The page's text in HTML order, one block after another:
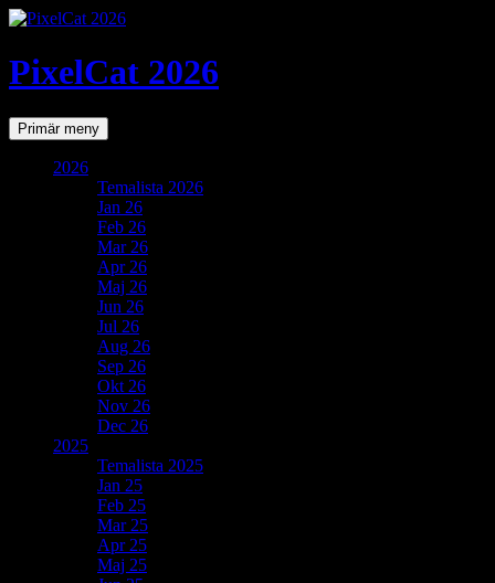
PixelCat 2026
SökPrimär meny Gå
till
2026
Temalista 2026
Jan 26
Feb 26
Mar 26
Apr 26
Maj 26
Jun 26
Jul 26
Aug 26
Sep 26
Okt 26
Nov 26
Dec 26
2025
Temalista 2025
Jan 25
Feb 25
Mar 25
Apr 25
Maj 25